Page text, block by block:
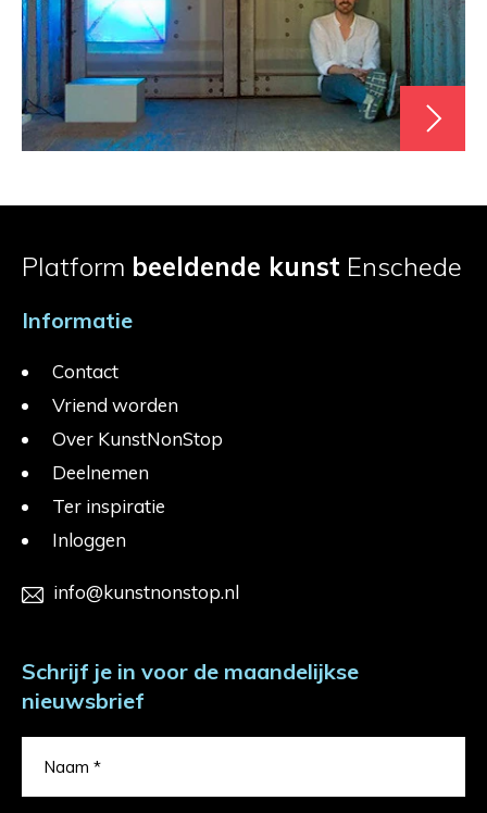
Platform beeldende kunst Enschede
Informatie
Contact
Vriend worden
Over KunstNonStop
Deelnemen
Ter inspiratie
Inloggen
info@kunstnonstop.nl
Schrijf je in voor de maandelijkse
nieuwsbrief